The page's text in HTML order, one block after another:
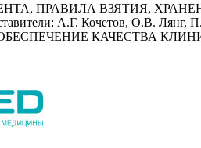
ПРАВИЛА ВЗЯТИЯ,
А.Г. Кочетов, О.В. Лянг,
ОБЕСПЕЧЕНИЕ КАЧЕСТВА